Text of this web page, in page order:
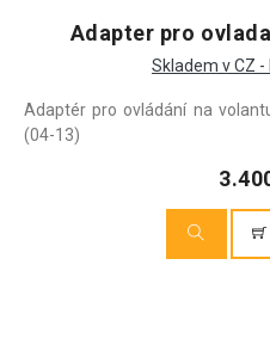
Adapter pro
Skladem v CZ
Adaptér pro ovládání na
(04-13)